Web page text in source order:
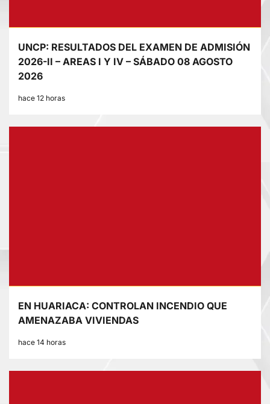
UNCP: RESULTADOS DEL EXAMEN DE ADMISIÓN
2026-II – AREAS I Y IV – SÁBADO 08 AGOSTO
2026
hace 12 horas
EN HUARIACA: CONTROLAN INCENDIO QUE
AMENAZABA VIVIENDAS
hace 14 horas